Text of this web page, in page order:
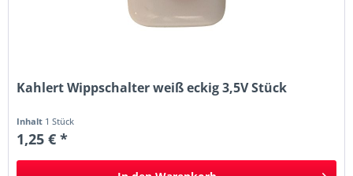
Kahlert Wippschalter weiß eckig 3,5V Stück
Inhalt 1 Stück
1,25 € *